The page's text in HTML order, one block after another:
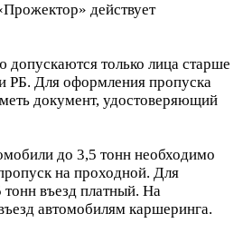
действует
только лица старше
РБ. Для оформления пропуска
документ, удостоверяющий
до 3,5 тонн необходимо
на проходной. Для
въезд платный. На
автомобилям каршеринга.